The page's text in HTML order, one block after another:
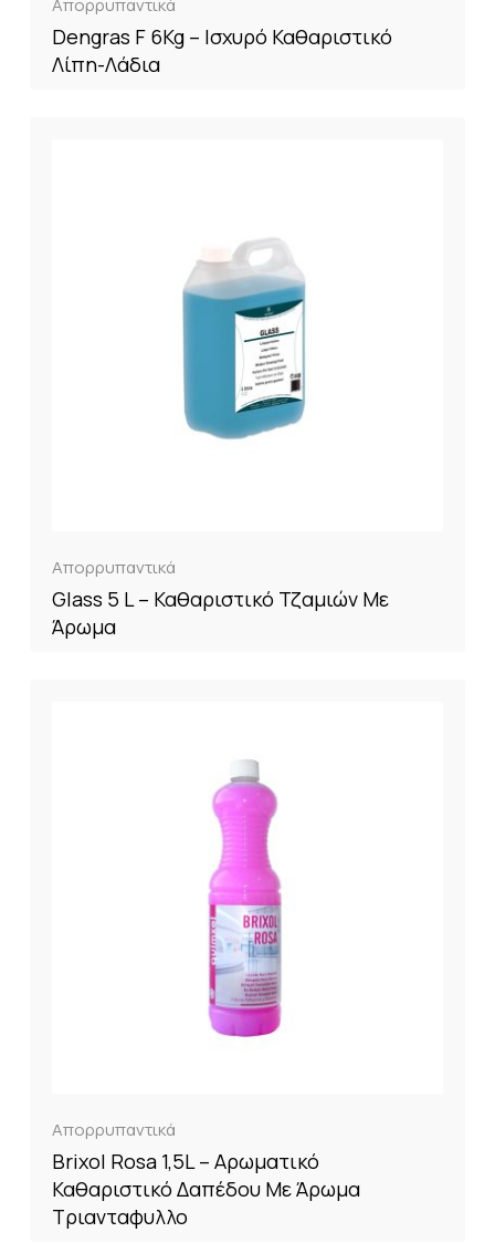
Απορρυπαντικά
Dengras F 6Kg – Ισχυρό Καθαριστικό
Λίπη-Λάδια
Απορρυπαντικά
Glass 5 L – Καθαριστικό Τζαμιών Με
Άρωμα
Απορρυπαντικά
Brixol Rosa 1,5L – Αρωματικό
Καθαριστικό Δαπέδου Με Άρωμα
Τριανταφυλλο